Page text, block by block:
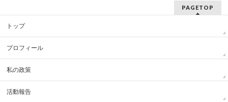
PAGETOP
トップ
プロフィール
私の政策
活動報告